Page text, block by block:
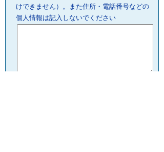
けできません）。また住所・電話番号などの
個人情報は記入しないでください